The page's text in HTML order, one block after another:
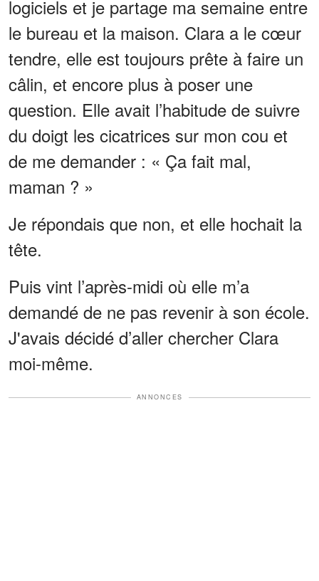
logiciels et je partage ma semaine entre
le bureau et la maison. Clara a le cœur
tendre, elle est toujours prête à faire un
câlin, et encore plus à poser une
question. Elle avait l’habitude de suivre
du doigt les cicatrices sur mon cou et
de me demander : « Ça fait mal,
maman ? »
Je répondais que non, et elle hochait la
tête.
Puis vint l’après-midi où elle m’a
demandé de ne pas revenir à son école.
J'avais décidé d’aller chercher Clara
moi-même.
ANNONCES